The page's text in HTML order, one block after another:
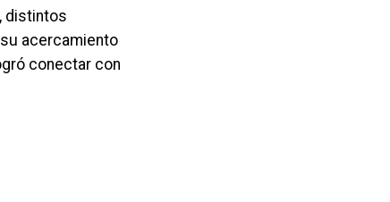
distintos
acercamiento
conectar con